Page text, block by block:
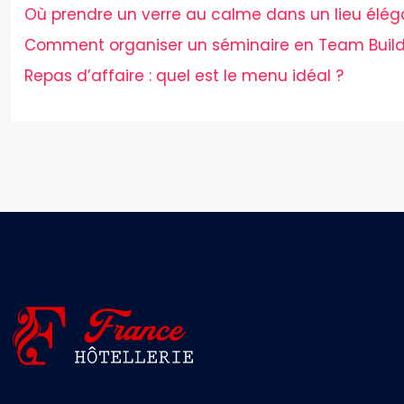
Où prendre un verre au calme dans un lieu
Comment organiser un séminaire en Team
Repas d’affaire : quel est le menu idéal ?